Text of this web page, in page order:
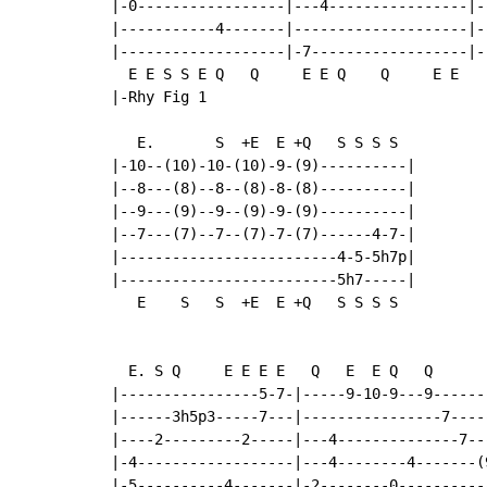
|-0-----------------|---4----------------
|-----------4-------|--------------------
|-------------------|-7------------------
E E S S E Q   Q     E E Q    Q     E E
|-Rhy Fig 1
   E.       S  +E  E +Q   S S S S
|-10--(10)-10-(10)-9-(9)----------|
|--8---(8)--8--(8)-8-(8)----------|
|--9---(9)--9--(9)-9-(9)----------|
|--7---(7)--7--(7)-7-(7)------4-7-|
|-------------------------4-5-5h7p|
|-------------------------5h7-----|
   E    S   S  +E  E +Q   S S S S
  E. S Q     E E E E   Q   E  E Q   Q
|----------------5-7-|-----9-10-9---
|------3h5p3-----7---|----------------
|----2---------2-----|---4--------------
|-4------------------|---4--------4-------